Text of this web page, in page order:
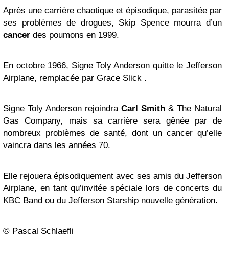
Après une carrière chaotique et épisodique, parasitée par
ses problèmes de drogues, Skip Spence mourra d’un
cancer des poumons en 1999.
En octobre 1966, Signe Toly Anderson quitte le Jefferson
Airplane, remplacée par Grace Slick .
Signe Toly Anderson rejoindra Carl Smith & The Natural
Gas Company, mais sa carrière sera gênée par de
nombreux problèmes de santé, dont un cancer qu’elle
vaincra dans les années 70.
Elle rejouera épisodiquement avec ses amis du Jefferson
Airplane, en tant qu’invitée spéciale lors de concerts du
KBC Band ou du Jefferson Starship nouvelle génération.
© Pascal Schlaefli